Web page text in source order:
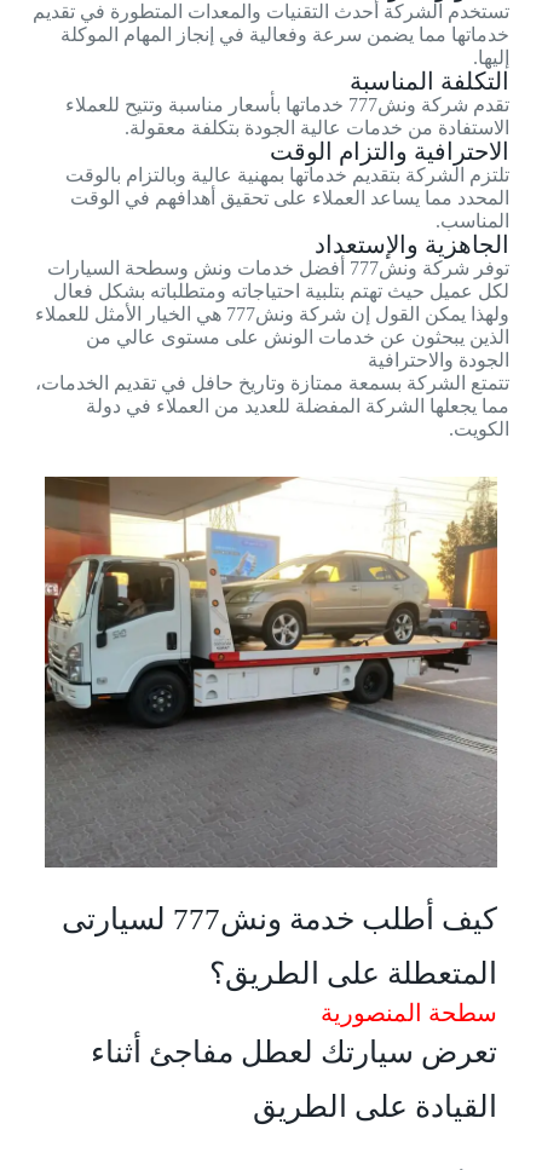
تستخدم الشركة أحدث التقنيات والمعدات المتطورة في تقديم
خدماتها مما يضمن سرعة وفعالية في إنجاز المهام الموكلة
إليها.
التكلفة المناسبة
تقدم شركة ونش777 خدماتها بأسعار مناسبة وتتيح للعملاء
الاستفادة من خدمات عالية الجودة بتكلفة معقولة.
الاحترافية والتزام الوقت
تلتزم الشركة بتقديم خدماتها بمهنية عالية وبالتزام بالوقت
المحدد مما يساعد العملاء على تحقيق أهدافهم في الوقت
المناسب.
الجاهزية والإستعداد
توفر شركة ونش777 أفضل خدمات ونش وسطحة السيارات
لكل عميل حيث تهتم بتلبية احتياجاته ومتطلباته بشكل فعال
ولهذا يمكن القول إن شركة ونش777 هي الخيار الأمثل للعملاء
الذين يبحثون عن خدمات الونش على مستوى عالي من
الجودة والاحترافية
تتمتع الشركة بسمعة ممتازة وتاريخ حافل في تقديم الخدمات،
مما يجعلها الشركة المفضلة للعديد من العملاء في دولة
الكويت.
كيف أطلب خدمة ونش777 لسيارتى
المتعطلة على الطريق؟
سطحة المنصورية
تعرض سيارتك لعطل مفاجئ أثناء
القيادة على الطريق